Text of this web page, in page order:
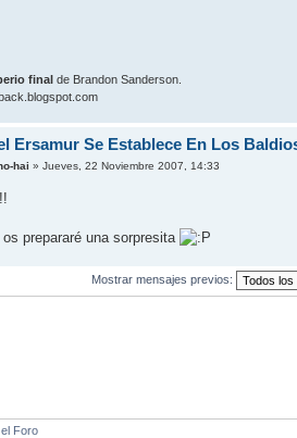
final de Brandon Sanderson.
Ersamur Se Establece En Los
hai » Jueves, 22 Noviembre 2007, 14:33
prepararé una sorpresita
Mostrar mensajes previos:
Foro